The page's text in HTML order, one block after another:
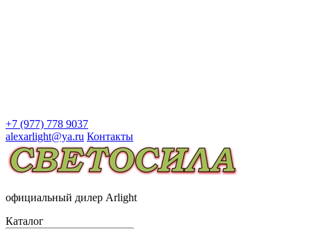
+7 (977) 778 9037
alexarlight@ya.ru Контакты
официальный дилер Arlight
Каталог